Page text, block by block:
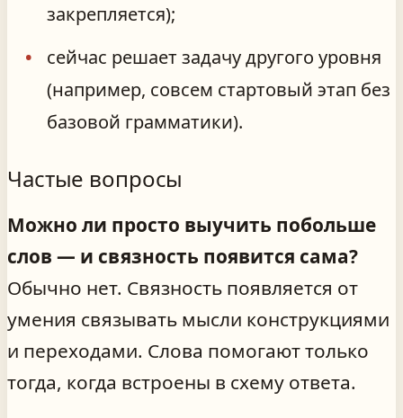
закрепляется);
сейчас решает задачу другого уровня
(например, совсем стартовый этап без
базовой грамматики).
Частые вопросы
Можно ли просто выучить побольше
слов — и связность появится сама?
Обычно нет. Связность появляется от
умения связывать мысли конструкциями
и переходами. Слова помогают только
тогда, когда встроены в схему ответа.